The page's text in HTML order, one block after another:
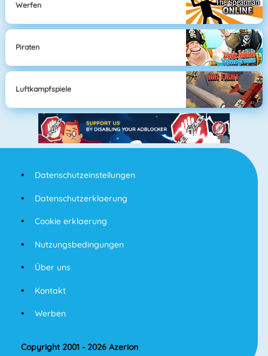
Werfen
Piraten
Luftkampfspiele
Datenschutzeinstellungen
Datenschutzerklaerung
Cookie erklaerung
Nutzungsbedingungen
Über uns
Kontakt
Werben
Copyright 2001 - 2026 Azerion